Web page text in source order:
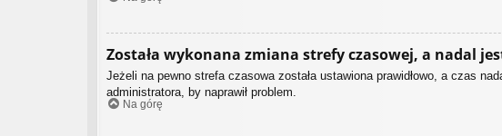
Została wykonana zmiana strefy czasowej, a nadal
Jeżeli na pewno strefa czasowa została ustawiona prawidłowo, a czas
administratora, by naprawił problem.
Na górę